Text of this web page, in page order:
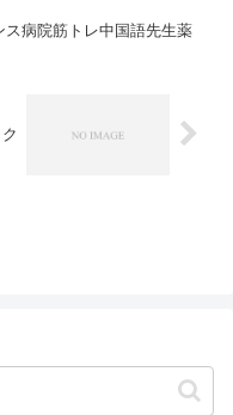
ス病院筋トレ中国語先生薬